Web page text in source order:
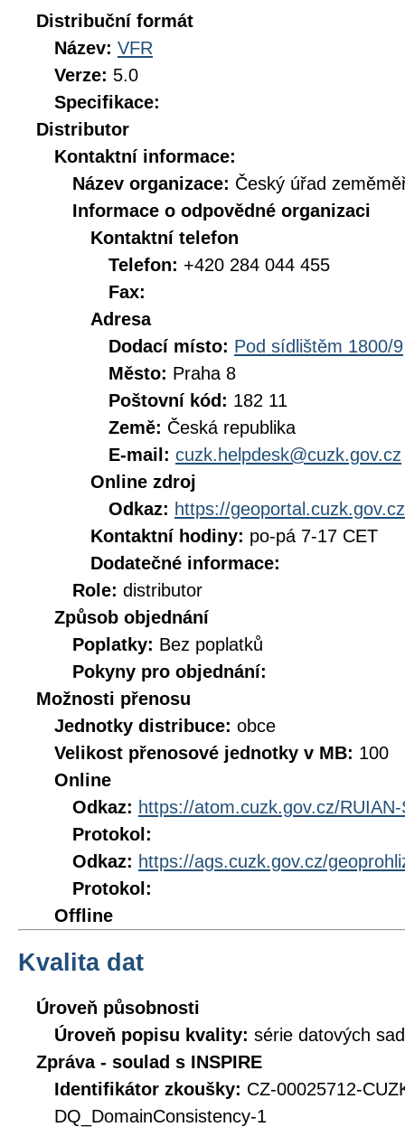
Distribuční formát
Název: VFR
Verze: 5.0
Specifikace:
Distributor
Kontaktní informace:
Název organizace: Český úřad
Informace o odpovědné organizaci
Kontaktní telefon
Telefon: +420 284 044 455
Fax:
Adresa
Dodací místo: Pod sídlištěm 1800/9
Město: Praha 8
Poštovní kód: 182 11
Země: Česká republika
E-mail: cuzk.helpdesk@cuzk.gov.cz
Online zdroj
Odkaz: https://geoportal.cuzk.gov.cz
Kontaktní hodiny: po-pá 7-17 CET
Dodatečné informace:
Role: distributor
Způsob objednání
Poplatky: Bez poplatků
Pokyny pro objednání:
Možnosti přenosu
Jednotky distribuce: obce
Velikost přenosové jednotky v MB: 100
Online
Odkaz: https://atom.cuzk.gov.cz/
Protokol:
Odkaz: https://ags.cuzk.gov.cz/
Protokol:
Offline
Kvalita dat
Úroveň působnosti
Úroveň popisu kvality: série datových sad
Zpráva - soulad s INSPIRE
Identifikátor zkoušky: CZ-00025712-
DQ_DomainConsistency-1